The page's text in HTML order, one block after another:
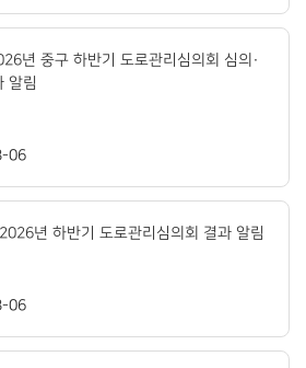
년 중구 하반기 도로관리심의회 심의·
알림
06
년 하반기 도로관리심의회 결과 알림
06